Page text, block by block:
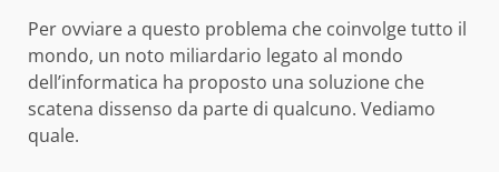
Per ovviare a questo problema che coinvolge tutto il
mondo, un noto miliardario legato al mondo
dell’informatica ha proposto una soluzione che
scatena dissenso da parte di qualcuno. Vediamo
quale.